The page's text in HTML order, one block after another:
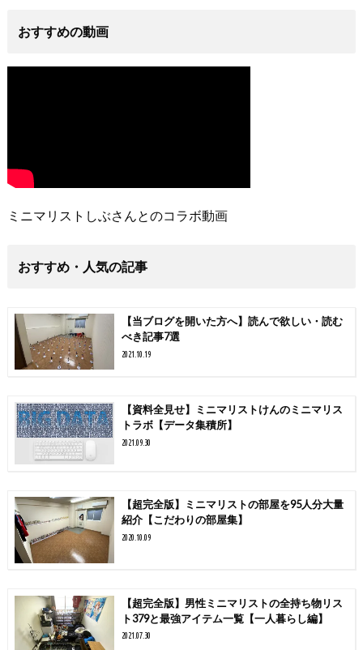
おすすめの動画
ミニマリストしぶさんとのコラボ動画
おすすめ・人気の記事
【当ブログを開いた方へ】読んで欲しい・読む
べき記事7選
2021.10.19
【資料全見せ】ミニマリストけんのミニマリス
トラボ【データ集積所】
2021.09.30
【超完全版】ミニマリストの部屋を95人分大量
紹介【こだわりの部屋集】
2020.10.09
【超完全版】男性ミニマリストの全持ち物リス
ト379と最強アイテム一覧【一人暮らし編】
2021.07.30